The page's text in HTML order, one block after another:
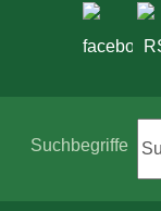
Suchbegriffe